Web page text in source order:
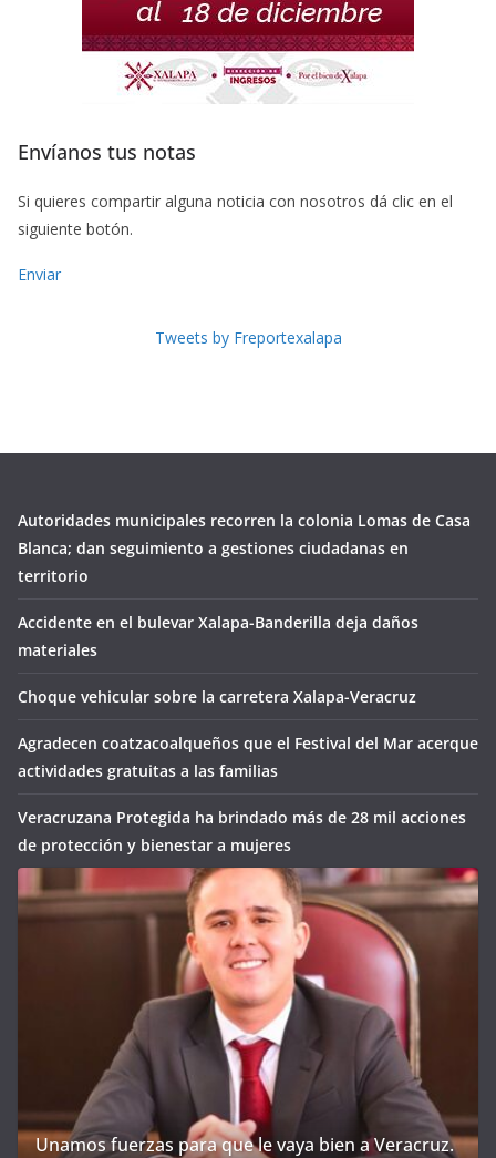
Envíanos tus notas
Si quieres compartir alguna noticia con nosotros dá clic en el
siguiente botón.
Enviar
Tweets by Freportexalapa
Autoridades municipales recorren la colonia Lomas de Casa
Blanca; dan seguimiento a gestiones ciudadanas en
territorio
Accidente en el bulevar Xalapa-Banderilla deja daños
materiales
Choque vehicular sobre la carretera Xalapa-Veracruz
Agradecen coatzacoalqueños que el Festival del Mar acerque
actividades gratuitas a las familias
Veracruzana Protegida ha brindado más de 28 mil acciones
de protección y bienestar a mujeres
Unamos fuerzas para que le vaya bien a Veracruz.